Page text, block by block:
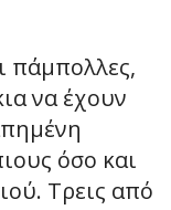
πάμπολλες,
να έχουν
όσο και
Τρεις από